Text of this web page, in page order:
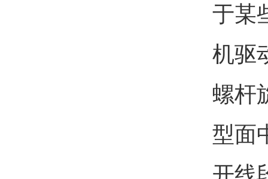
于某
机驱
螺杆
型面